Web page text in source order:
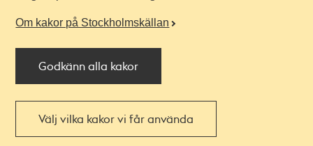
Om kakor på Stockholmskällan
Godkänn alla kakor
Välj vilka kakor vi får använda